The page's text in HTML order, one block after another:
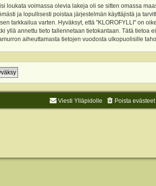
loukata voimassa olevia lakeja oli se sitten omassa
ja lopullisesti poistaa järjestelmän käyttäjistä ja
tarkkailua varten. Hyväksyt, että "KLOROFYLLI" on
yllä annettu tieto tallennetaan tietokantaan. Tätä tietoa
aiheuttamasta tietojen vuodosta ulkopuolisille
Poista evästeet
Viesti Ylläpidolle